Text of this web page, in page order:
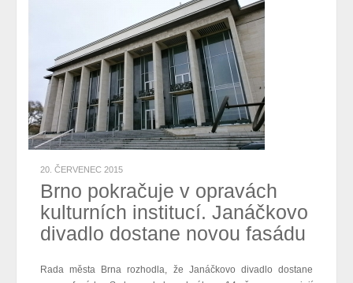
20. ČERVENEC 2015
Brno pokračuje v opravách
kulturních institucí. Janáčkovo
divadlo dostane novou fasádu
Rada města Brna rozhodla, že Janáčkovo divadlo dostane